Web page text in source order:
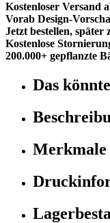
Kostenloser Versand
Vorab Design-
Jetzt bestellen, später
Kostenlose
200.000+ gepflanzte
Das
Merkmale